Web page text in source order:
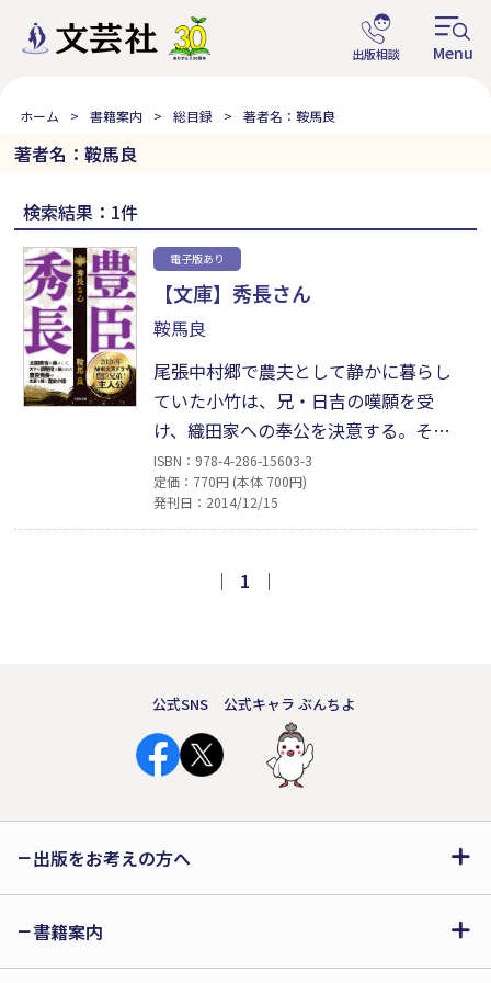
ホーム 書籍案内 総目録 著者名：鞍馬良
著者名：鞍馬良
検索結果：1件
電子版あり
【文庫】秀長さん
鞍馬良
尾張中村郷で農夫として静かに暮らし
ていた小竹は、兄・日吉の嘆願を受
け、織田家への奉公を決意する。そこ
から、秀吉・秀長兄弟の伝説がはじま
った。誰よりも家臣と領民、そして平
和を愛した男が生涯をかけた夢とは？
万石の大大名に上りつめ、「天下の調
ISBN：978-4-286-15603-3
定価：770円 (本体 700円)
発刊日：2014/12/15
｜ 1 ｜
公式SNS 公式キャラ ぶんちよ
出版をお考えの方へ
書籍案内